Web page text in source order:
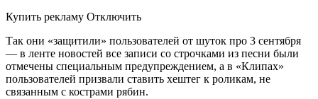
Купить рекламу Отключить
Так они «защитили» пользователей от шуток про 3 сентября
— в ленте новостей все записи со строчками из песни были
отмечены специальным предупреждением, а в «Клипах»
пользователей призвали ставить хештег к роликам, не
связанным с кострами рябин.